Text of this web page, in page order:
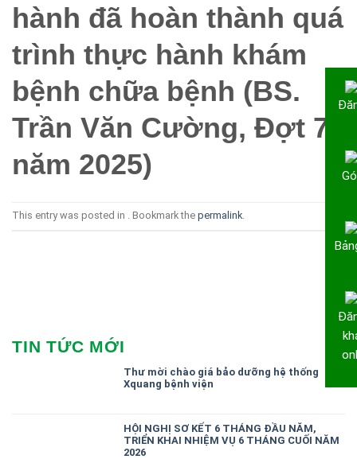
hành đã hoàn thành quá
trình thực hành khám
bệnh chữa bệnh (BS.
Trần Văn Cường, Đợt 7
năm 2025)
This entry was posted in . Bookmark the permalink
TIN TỨC MỚI
Thư mời chào giá bảo dưỡng hệ thống
Xquang bệnh viện
HỘI NGHỊ SƠ KẾT 6 THÁNG ĐẦU NĂM,
TRIỂN KHAI NHIỆM VỤ 6 THÁNG CUỐI NĂM
2026